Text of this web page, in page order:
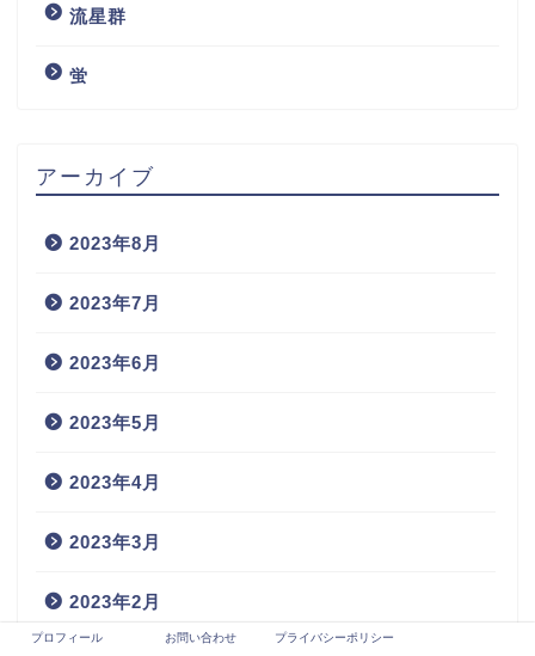
流星群
蛍
アーカイブ
2023年8月
2023年7月
2023年6月
2023年5月
2023年4月
2023年3月
2023年2月
プロフィール お問い合わせ プライバシーポリシー